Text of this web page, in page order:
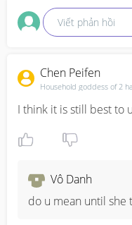
Viết phản hồi
Chen Peifen
Household goddess of 2
I think it is still best to
Vô Danh
do u mean until she